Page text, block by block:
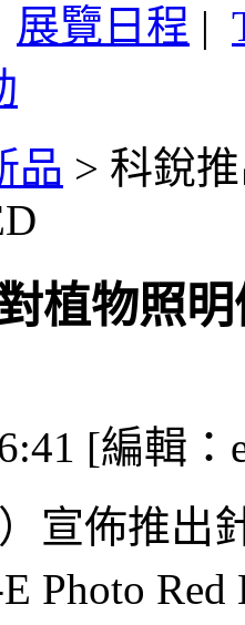
展覽日程 |
品 > 科銳
植物照
[編輯：
宣佈推出
Photo